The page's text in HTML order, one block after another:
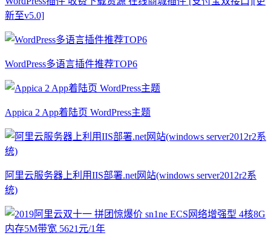
新至v5.0]
WordPress多语言插件推荐TOP6
Appica 2 App着陆页 WordPress主题
阿里云服务器上利用IIS部署.net网站(windows server2012r2系
统)